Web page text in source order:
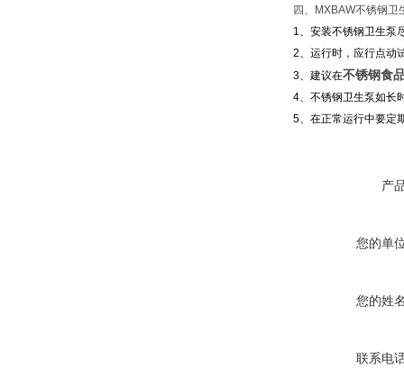
四、MXBAW不锈钢卫
1、安装不锈钢卫生泵
2、运行时，应行点动
3、建议在不锈钢食
4、不锈钢卫生泵如长
5、在正常运行中要定
产
您的单
您的姓
联系电